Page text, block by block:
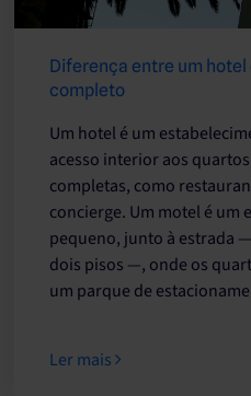
Diferença entre um hotel
completo
Um hotel é um
acesso interior aos
completas, como
concierge. Um motel é um
pequeno, junto à estrada
dois pisos —, onde os
um parque de
Ler mais